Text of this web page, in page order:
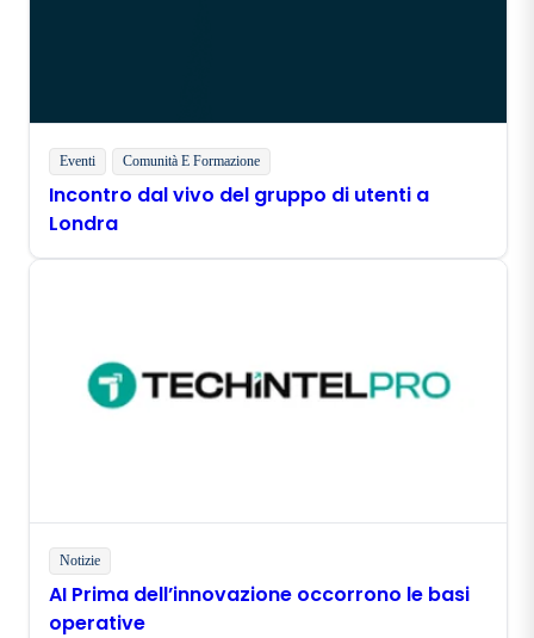
Eventi Comunità E Formazione
Incontro dal vivo del gruppo di utenti a
Londra
Notizie
AI Prima dell’innovazione occorrono le basi
operative